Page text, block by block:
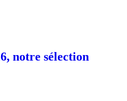
notre sélection